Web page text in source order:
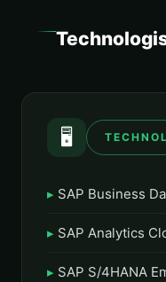
🖥️
SAP Business
SAP Analytics
SAP S/4HANA